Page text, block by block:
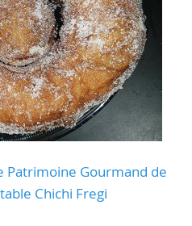
Patrimoine Gourmand de
Chichi Fregi